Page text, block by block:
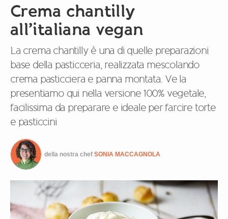
Crema chantilly
all’italiana vegan
La crema chantilly è una di quelle preparazioni
base della pasticceria, realizzata mescolando
crema pasticciera e panna montata. Ve la
presentiamo qui nella versione 100% vegetale,
facilissima da preparare e ideale per farcire torte
e pasticcini
della nostra chef SONIA MACCAGNOLA